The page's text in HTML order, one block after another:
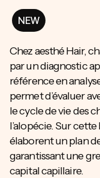
NEW
Chez aesthé Hair,
par un diagnostic
référence en
permet d’évaluer
le cycle de vie des
l’alopécie. Sur
élaborent un plan
garantissant une
capital capillaire.